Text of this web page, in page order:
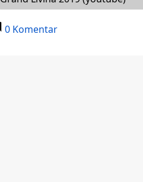
0 Komentar